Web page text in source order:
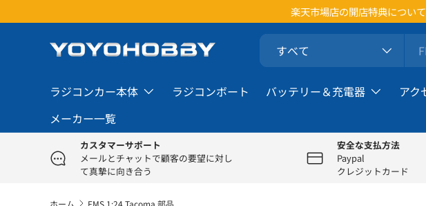
コンテンツへスキップ
楽天市場店の開店特典につい
検索
商品タイプ
すべて
ラジコンカー本体 ラジコンボート バッテリー＆充電器 アク
メーカー一覧
カスタマーサポート
メールとチャットで顧客の要望に対し
て真摯に向き合う
安全な支払方法
Paypal
クレジットカード
ホーム FMS 1:24 Tacoma 部品